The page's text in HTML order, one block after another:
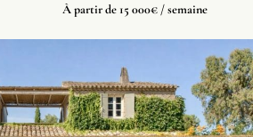
À partir de 15 000€ / semaine